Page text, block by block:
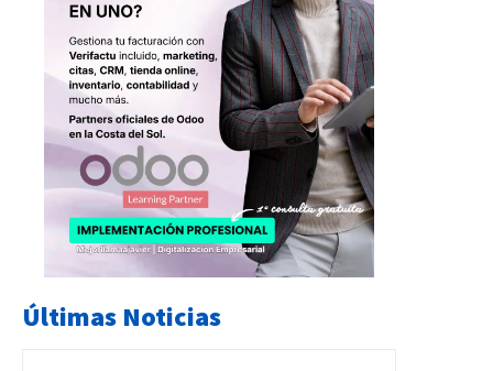
Últimas Noticias